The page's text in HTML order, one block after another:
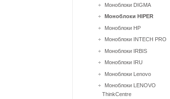
Моноблоки DIGMA
Моноблоки HIPER
Моноблоки HP
Моноблоки INTECH PRO
Моноблоки IRBIS
Моноблоки IRU
Моноблоки Lenovo
Моноблоки LENOVO
ThinkCentre